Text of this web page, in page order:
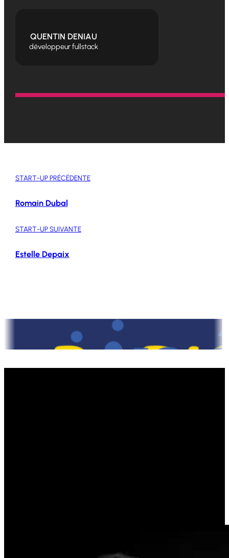
QUENTIN DENIAU
développeur fullstack
START-UP PRÉCÉDENTE
Romain Dubal
START-UP SUIVANTE
Estelle Depaix